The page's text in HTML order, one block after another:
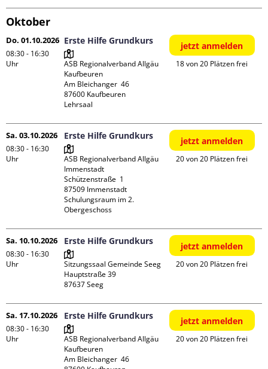
Oktober
Do. 01.10.2026
08:30 - 16:30
Uhr
Erste Hilfe Grundkurs
ASB Regionalverband Allgäu
Kaufbeuren
Am Bleichanger  46
87600 Kaufbeuren
Lehrsaal
jetzt anmelden
18 von 20 Plätzen frei
Sa. 03.10.2026
08:30 - 16:30
Uhr
Erste Hilfe Grundkurs
ASB Regionalverband Allgäu
Immenstadt
Schützenstraße  1
87509 Immenstadt
Schulungsraum im 2.
Obergeschoss
jetzt anmelden
20 von 20 Plätzen frei
Sa. 10.10.2026
08:30 - 16:30
Uhr
Erste Hilfe Grundkurs
Sitzungssaal Gemeinde Seeg
Hauptstraße 39
jetzt anmelden
20 von 20 Plätzen frei
Sa. 17.10.2026
08:30 - 16:30
Uhr
Erste Hilfe Grundkurs
ASB Regionalverband Allgäu
Kaufbeuren
Am Bleichanger  46
jetzt anmelden
20 von 20 Plätzen frei